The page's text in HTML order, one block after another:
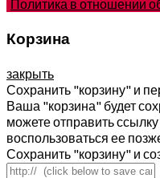
Политика в отношении
Корзина
закрыть
Сохранить "корзину" и
Ваша "корзина" будет
можете отправить
воспользоваться ее
Сохранить "корзину" и